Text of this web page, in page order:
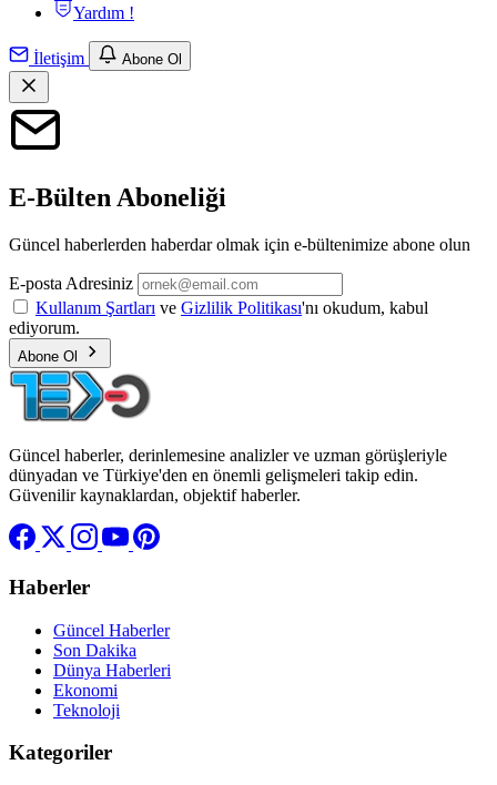
Yardım !
İletişim Abone Ol
E-Bülten Aboneliği
Güncel haberlerden haberdar olmak için e-bültenimize abone olun
E-posta Adresiniz
Kullanım Şartları ve Gizlilik Politikası'nı okudum, kabul
ediyorum.
Abone Ol
Güncel haberler, derinlemesine analizler ve uzman görüşleriyle
dünyadan ve Türkiye'den en önemli gelişmeleri takip edin.
Güvenilir kaynaklardan, objektif haberler.
Haberler
Güncel Haberler
Son Dakika
Dünya Haberleri
Ekonomi
Teknoloji
Kategoriler